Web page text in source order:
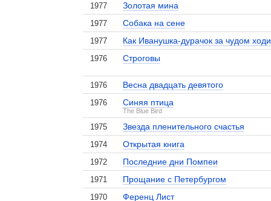
1977 Золотая мина
1977 Собака на сене
1977 Как Иванушка-дурачок за чудом
1976 Строговы
1976 Весна двадцать девятого
1976 Синяя птица
The Blue Bird
1975 Звезда пленительного счастья
1974 Открытая книга
1972 Последние дни Помпеи
1971 Прощание с Петербургом
1970 Ференц Лист